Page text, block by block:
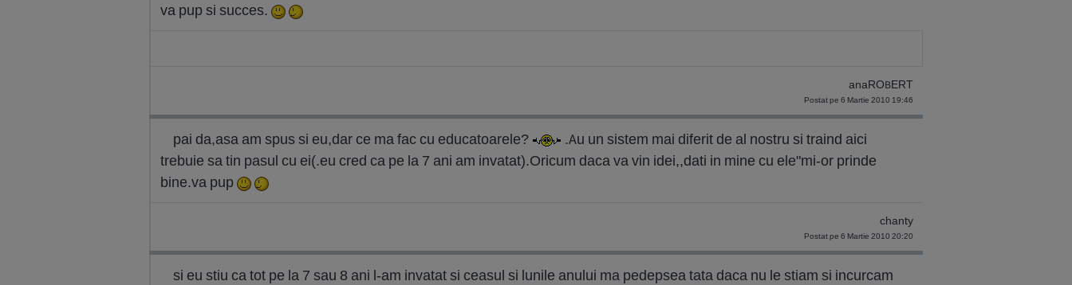
va pup si succes.
anaROBERT
Postat pe 6 Martie 2010 19:46
pai da,asa am spus si eu,dar ce ma fac cu educatoarele?
.Au un sistem mai diferit de al nostru si traind aici
trebuie sa tin pasul cu ei(.eu cred ca pe la 7 ani am invatat).Oricum daca va vin idei,,dati in mine cu ele"mi-or prinde
bine.va pup
chanty
Postat pe 6 Martie 2010 20:20
si eu stiu ca tot pe la 7 sau 8 ani l-am invatat si ceasul si lunile anului ma pedepsea tata daca nu le stiam si incurcam